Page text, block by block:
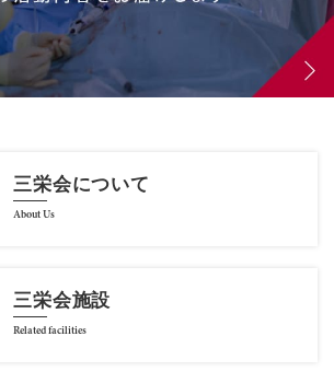
三栄会について
About Us
三栄会施設
Related facilities